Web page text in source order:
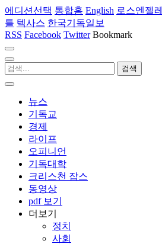
에디션선택 통합홈 English 로스엔젤
틀 텍사스 한국기독일보
RSS Facebook Twitter Bookmark
뉴스
기독교
경제
라이프
오피니언
기독대학
크리스천 잡스
동영상
pdf 보기
더보기
정치
사회